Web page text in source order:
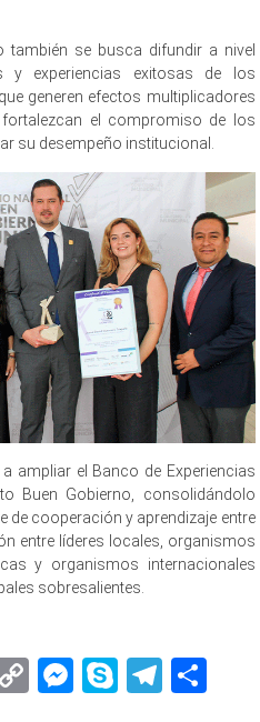
también se busca difundir a nivel
y experiencias exitosas de los
generen efectos multiplicadores
el compromiso de los
su desempeño institucional.
ampliar el Banco de Experiencias
Buen Gobierno, consolidándolo
cooperación y aprendizaje entre
entre líderes locales, organismos
y organismos internacionales
sobresalientes.
CopyMessenger
Skype